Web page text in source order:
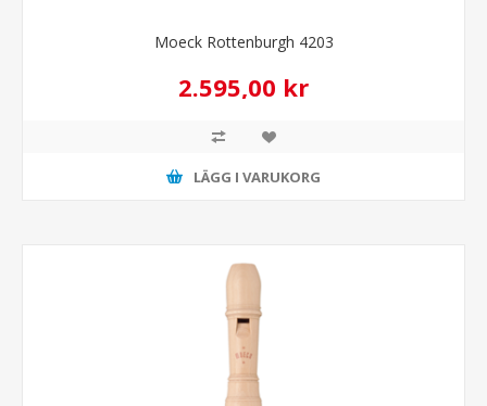
Moeck Rottenburgh 4203
2.595,00 kr
LÄGG I VARUKORG